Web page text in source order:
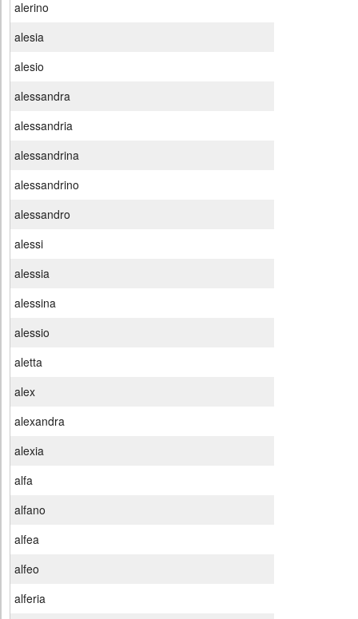
alerino
alesia
alesio
alessandra
alessandria
alessandrina
alessandrino
alessandro
alessi
alessia
alessina
alessio
aletta
alex
alexandra
alexia
alfa
alfano
alfea
alfeo
alferia